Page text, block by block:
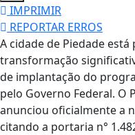
IMPRIMIR
REPORTAR ERROS
A cidade de Piedade
transformação
de implantação do
pelo Governo Federal. O
anunciou oficialmente a
citando a portaria n°